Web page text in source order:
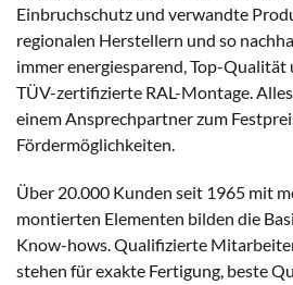
Einbruchschutz und verwandte
regionalen Herstellern und so
immer energiesparend, Top-
TÜV-zertifizierte RAL-Montage.
einem Ansprechpartner zum
Fördermöglichkeiten.
Über 20.000 Kunden seit 1965 mit
montierten Elementen bilden die
Know-hows. Qualifizierte
stehen für exakte Fertigung, beste